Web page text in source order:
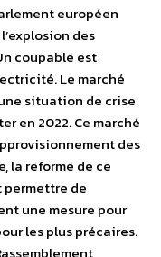
européen
des
coupable est
Le marché
situation de crise
en 2022. Ce marché
des
la reforme de ce
permettre de
une mesure pour
les plus précaires.